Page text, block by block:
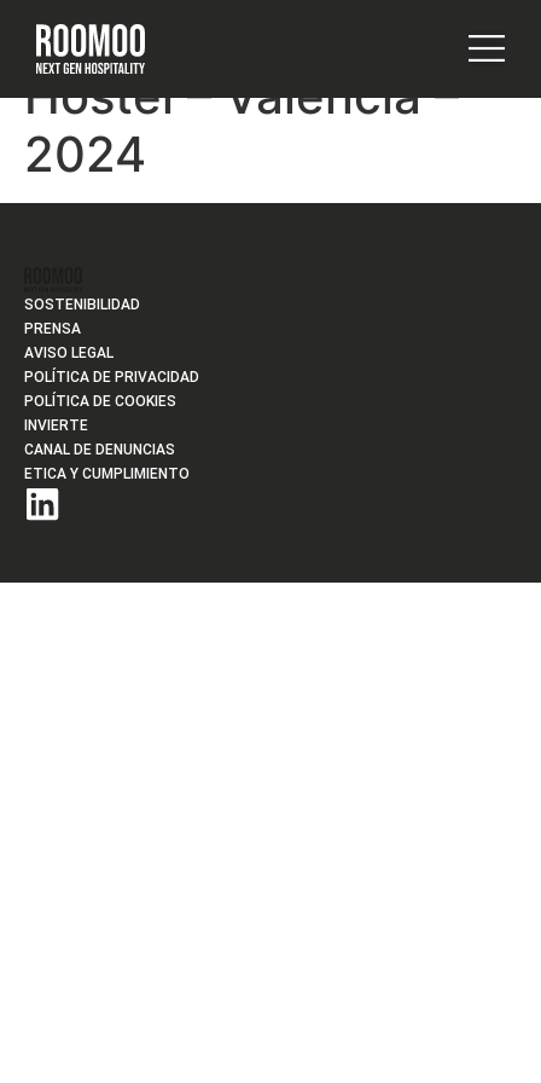
Room00 Urban
Hostel – Valencia –
2024
SOSTENIBILIDAD
PRENSA
AVISO LEGAL
POLÍTICA DE PRIVACIDAD
POLÍTICA DE COOKIES
INVIERTE
CANAL DE DENUNCIAS
ETICA Y CUMPLIMIENTO